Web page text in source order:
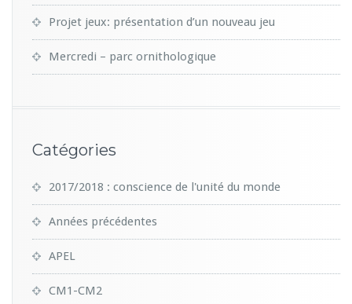
Projet jeux: présentation d’un nouveau jeu
Mercredi – parc ornithologique
Catégories
2017/2018 : conscience de l'unité du monde
Années précédentes
APEL
CM1-CM2